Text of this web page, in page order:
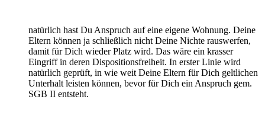
natürlich hast Du Anspruch auf eine eigene Wohnung. Deine
Eltern können ja schließlich nicht Deine Nichte rauswerfen,
damit für Dich wieder Platz wird. Das wäre ein krasser
Eingriff in deren Dispositionsfreiheit. In erster Linie wird
natürlich geprüft, in wie weit Deine Eltern für Dich geltlichen
Unterhalt leisten können, bevor für Dich ein Anspruch gem.
SGB II entsteht.